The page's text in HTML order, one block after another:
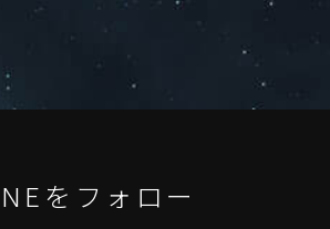
をフォロー